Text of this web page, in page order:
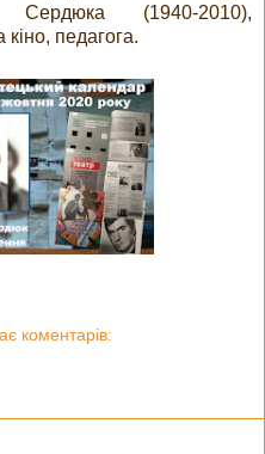
Сердюка (1940-2010),
кіно, педагога.
коментарів: